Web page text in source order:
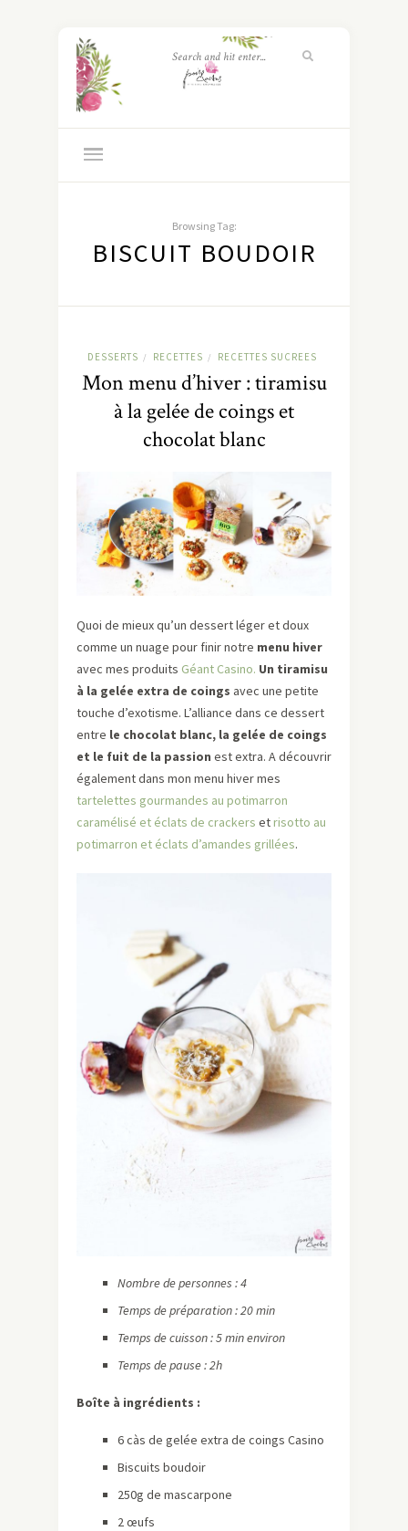
Browsing Tag:
BISCUIT BOUDOIR
DESSERTS / RECETTES / RECETTES SUCREES
Mon menu d’hiver : tiramisu
à la gelée de coings et
chocolat blanc
Quoi de mieux qu’un dessert léger et doux
comme un nuage pour finir notre menu hiver
avec mes produits Géant Casino. Un tiramisu
à la gelée extra de coings avec une petite
touche d’exotisme. L’alliance dans ce dessert
entre le chocolat blanc, la gelée de coings
et le fuit de la passion est extra. A découvrir
également dans mon menu hiver mes
tartelettes gourmandes au potimarron
caramélisé et éclats de crackers etrisotto au
potimarron et éclats d’amandes grillées.
Nombre de personnes : 4
Temps de préparation : 20 min
Temps de cuisson : 5 min environ
Temps de pause : 2h
Boîte à ingrédients :
6 càs de gelée extra de coings Casino
Biscuits boudoir
250g de mascarpone
2 œufs